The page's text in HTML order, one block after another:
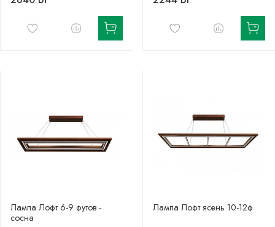
Лампа Лофт 6-9 футов -
сосна
Лампа Лофт ясень 10-12ф